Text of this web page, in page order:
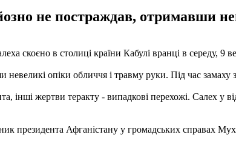
не постраждав, отримавши
скоєно в столиці країни Кабулі вранці в середу, 9
опіки обличчя і травму руки. Під час
інші жертви теракту - випадкові перехожі. Салех у
президента Афганістану у громадських справах